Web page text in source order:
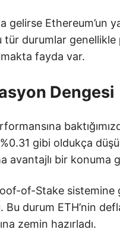
Ethereum’un
durumlar
fayda var.
Dengesi
%0.31 gibi oldukça
avantajlı bir konuma
of-Stake sistemine
Bu durum ETH’nin
zemin hazırladı.